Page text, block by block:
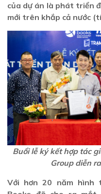
của dự án là phát triển
mới trên khắp cả nước
Buổi lễ ký kết hợp tác
Group diễn
Với hơn 20 năm hình